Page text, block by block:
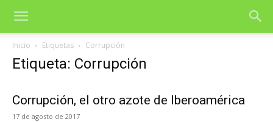
Inicio Etiquetas Corrupción
Etiqueta: Corrupción
Corrupción, el otro azote de Iberoamérica
17 de agosto de 2017